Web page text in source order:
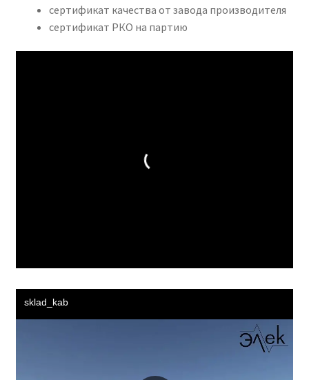
сертификат качества от завода производителя
сертификат РКО на партию